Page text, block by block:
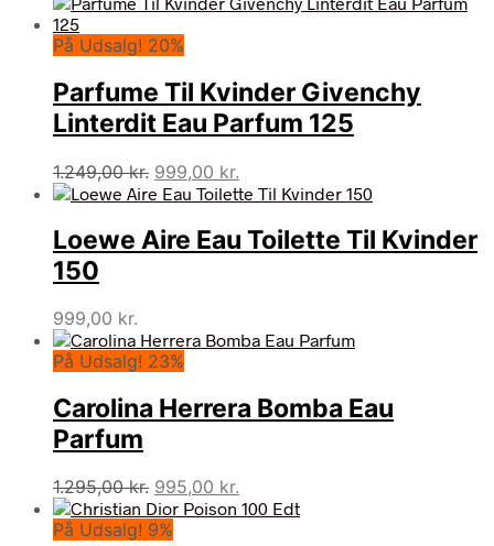
På Udsalg! 20%
Parfume Til Kvinder Givenchy
Linterdit Eau Parfum 125
1.249,00kr. Den
oprindelige
var:
1.249,00 kr..
999,00 kr.
aktuelle
er:
999,00 kr..
Loewe Aire Eau Toilette Til Kvinder
150
999,00 kr.
På Udsalg! 23%
Carolina Herrera Bomba Eau
Parfum
1.295,00kr. Den
oprindelige
pris
995,00 kr.
aktuelle
På Udsalg! 9%